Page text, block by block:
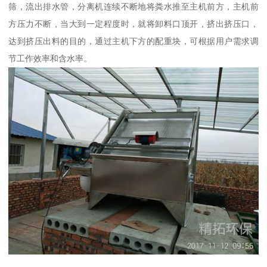
筛，流出排水管，分离机连续不断地将粪水推至主机前方，主机前
方压力不断，当大到一定程度时，就将卸料口顶开，挤出挤压口，
达到挤压出料的目的，通过主机下方的配重块，可根据用户需求调
节工作效率和含水率。